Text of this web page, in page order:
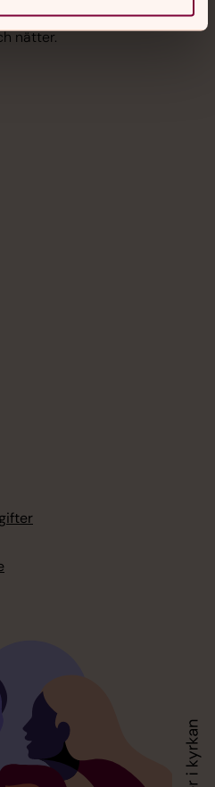
Prata eller chatta anonymt
nätter.